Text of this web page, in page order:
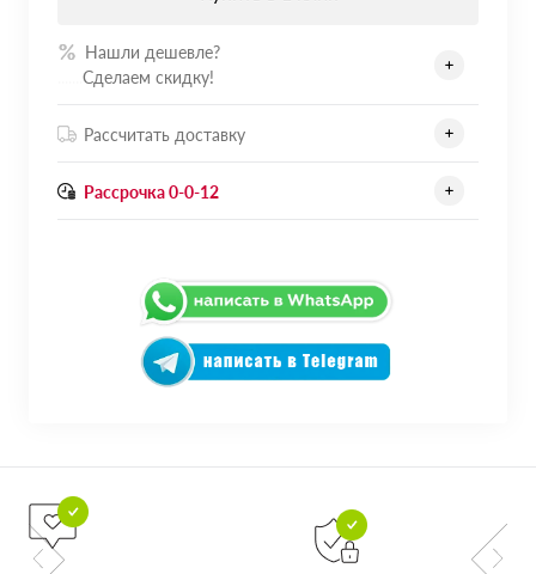
Нашли дешевле?
Сделаем скидку!
Рассчитать доставку
Рассрочка 0-0-12